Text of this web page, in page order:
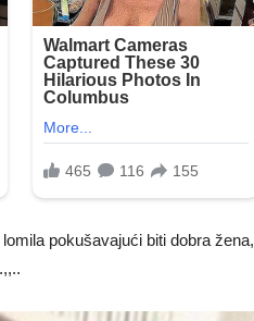
pokušavajući biti dobra žena,